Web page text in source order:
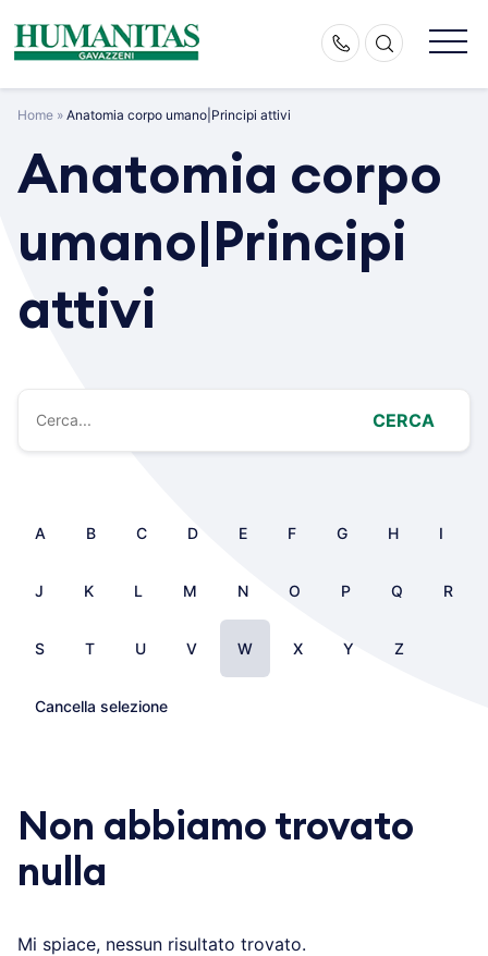
content
Home » Anatomia corpo umano|Principi attivi
Anatomia corpo
umano|Principi
attivi
CERCA
A B C D E F G H I
J K L M N O P Q R
S T U V W X Y Z
Cancella selezione
Non abbiamo trovato
nulla
Mi spiace, nessun risultato trovato.